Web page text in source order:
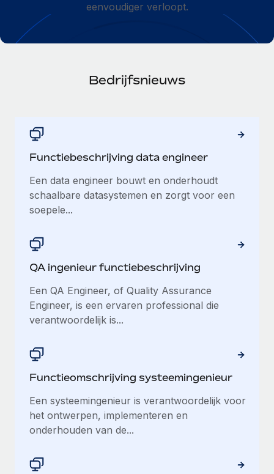
Zzp'ers internationaal onboarden en beheren
Ingewikkelde HR-taken eenvoudig uitbesteden
INFRASTRUCTUUR
Ingebouwde essentiële HR-functies voor je team
Verbinden Nieuw
AI-tools koppelen aan Remote met onze MCP
Vraag een expert
Krijg hulp van global HR- en juridische experts
Vereenvoudig het screeningsproces van
kandidaten
Compliance Watchtower
Blijf compliance-risico's voor
Lever en track wereldwijd IT-middelen
GROEIFASE
Global HR voor grote bedrijven
WERK MET ONS SAMEN
Een partner worden
Remote Build Binnenkort beschikbaar
Integraties en advies over AI-automatiseringen
CASESTUDY'S
Betalingscalculator voor zzp'ers
LEREN MET REMOTE
Bibliotheek met functiebeschrijvingen
Evenementen
Newsroom
Inzicht in salaris en talent
Inzichtencentrum
Support
Alle bronnen bekijken
BLOG
Global Payroll
EOR en PEO
Nederlands
Italiano
日本語
eenvoudiger verloopt.
Bedrijfsnieuws
Functiebeschrijving data engineer
Een data engineer bouwt en onderhoudt
schaalbare datasystemen en zorgt voor een
soepele...
QA ingenieur functiebeschrijving
Een QA Engineer, of Quality Assurance
Engineer, is een ervaren professional die
verantwoordelijk is...
Functieomschrijving systeemingenieur
Een systeemingenieur is verantwoordelijk voor
het ontwerpen, implementeren en
onderhouden van de...